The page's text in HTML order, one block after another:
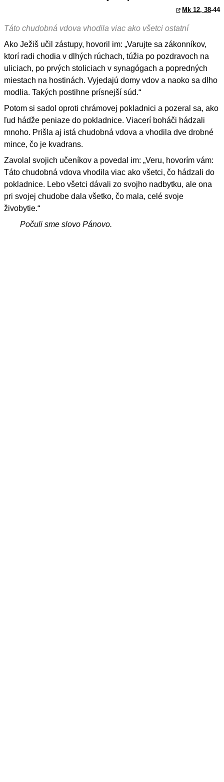
Mk 12, 38-44
Táto chudobná vdova vhodila viac ako všetci ostatní
Ako Ježiš učil zástupy, hovoril im: „Varujte sa zákonníkov,
ktorí radi chodia v dlhých rúchach, túžia po pozdravoch na
uliciach, po prvých stoliciach v synagógach a popredných
miestach na hostinách. Vyjedajú domy vdov a naoko sa dlho
modlia. Takých postihne prísnejší súd.“
Potom si sadol oproti chrámovej pokladnici a pozeral sa, ako
ľud hádže peniaze do pokladnice. Viacerí boháči hádzali
mnoho. Prišla aj istá chudobná vdova a vhodila dve drobné
mince, čo je kvadrans.
Zavolal svojich učeníkov a povedal im: „Veru, hovorím vám:
Táto chudobná vdova vhodila viac ako všetci, čo hádzali do
pokladnice. Lebo všetci dávali zo svojho nadbytku, ale ona
pri svojej chudobe dala všetko, čo mala, celé svoje
živobytie.“
Počuli sme slovo Pánovo.